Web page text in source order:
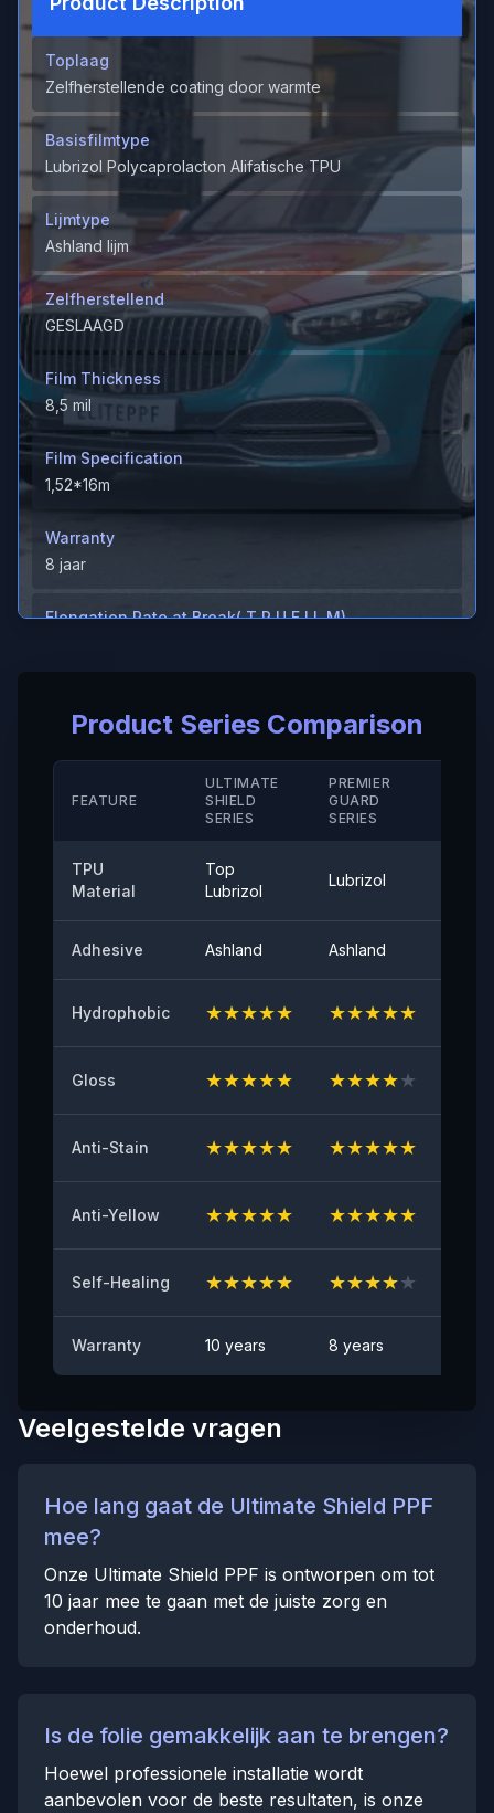
Toplaag
Zelfherstellende coating door warmte
Basisfilmtype
Lubrizol Polycaprolacton Alifatische TPU
Lijmtype
Ashland lijm
Zelfherstellend
GESLAAGD
Film Thickness
8,5 mil
Film Specification
1,52*16m
Warranty
8 jaar
Elongation Rate at Break( T P U F I L M)
＞280（%）
Temperatuurbestendigheid
-40°-120°
≤0,35（N/25mm）
Initial Adhesive
≤2
Anti-stain
Geen zichtbare vlek
Product Series Comparison
FEATURE
ULTIMATE
SHIELD
SERIES
PREMIER
GUARD
SERIES
TPU
Material
Top
Lubrizol
Lubrizol
Adhesive Ashland Ashland
Hydrophobic ★★★★★ ★★★★★
Gloss ★★★★★ ★★★★★
Anti-Stain ★★★★★ ★★★★★
Anti-Yellow ★★★★★ ★★★★★
Self-Healing ★★★★★ ★★★★★
Warranty 10 years 8 years
Veelgestelde vragen
Hoe lang gaat de Ultimate Shield PPF
mee?
Onze Ultimate Shield PPF is ontworpen om tot
10 jaar mee te gaan met de juiste zorg en
onderhoud.
Is de folie gemakkelijk aan te brengen?
Hoewel professionele installatie wordt
aanbevolen voor de beste resultaten, is onze